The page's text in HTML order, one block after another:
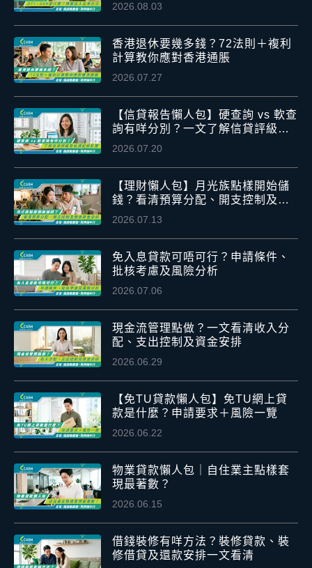
2026.08.03
香港退休要幾多錢？72法則＋複利
計算教你應對香港通脹
2026.07.27
【信貸報告懶人包】硬查詢 vs 軟查
詢有咩分別？一文了解信貸評級及
信貸紀錄影響
2026.07.20
【理財懶人包】月光族點樣開始儲
錢？看清預算分配、開支控制及應
急資金安排
2026.07.13
免入息貸款可唔可行？申請條件、
批核考慮及風險分析
2026.07.06
現金流管理點做？一文看清收入分
配、支出控制及資金安排
2026.06.29
【免TU貸款懶人包】免TU網上貸
款是什麼？申請要求＋風險一覽
2026.06.22
物業貸款懶人包｜自住業主點樣套
現最著數？
2026.06.15
借錢裝修有咩方法？裝修貸款、裝
修借貸及還款安排一文看清